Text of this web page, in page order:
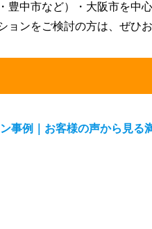
豊中市など）・大阪市を中
ョンをご検討の方は、ぜひ
事例｜お客様の声から見る